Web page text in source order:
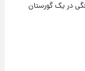
در یک گورستان